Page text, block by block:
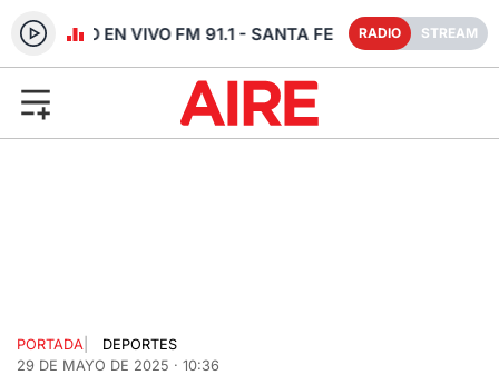
RADIO EN VIVO FM 91.1 - SANTA FE RADIO STREAM
PORTADA
DEPORTES
29 DE MAYO DE 2025 · 10:36